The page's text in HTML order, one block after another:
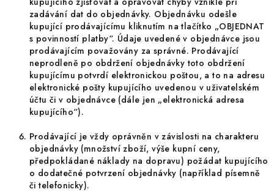
zadávání dat do objednávky. Objednávku odešle
kupující prodávajícímu kliknutím na tlačítko „OBJEDNAT
s povinností platby“. Údaje uvedené v objednávce jsou
prodávajícím považovány za správné. Prodávající
neprodleně po obdržení objednávky toto obdržení
kupujícímu potvrdí elektronickou poštou, a to na adresu
elektronické pošty kupujícího uvedenou v uživatelském
účtu či v objednávce (dále jen „elektronická adresa
kupujícího“).
Prodávající je vždy oprávněn v závislosti na charakteru
objednávky (množství zboží, výše kupní ceny,
předpokládané náklady na dopravu) požádat kupujícího
o dodatečné potvrzení objednávky (například písemně
či telefonicky).